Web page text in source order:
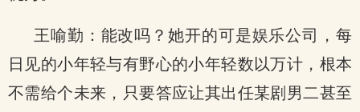
王喻勤：能改吗？她开的可是娱乐公司，每
日见的小年轻与有野心的小年轻数以万计，根本
不需给个未来，只要答应让其出任某剧男二甚至